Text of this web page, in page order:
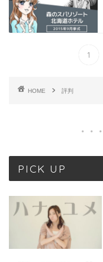
1
HOME 評判
PICK UP